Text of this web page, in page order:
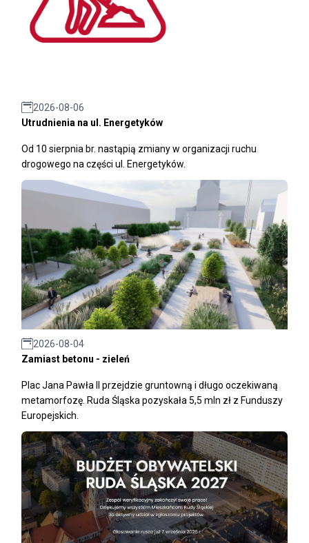
2026-08-06
Utrudnienia na ul. Energetyków
Od 10 sierpnia br. nastąpią zmiany w organizacji ruchu
drogowego na części ul. Energetyków.
2026-08-04
Zamiast betonu - zieleń
Plac Jana Pawła II przejdzie gruntowną i długo oczekiwaną
metamorfozę. Ruda Śląska pozyskała 5,5 mln zł z Funduszy
Europejskich.